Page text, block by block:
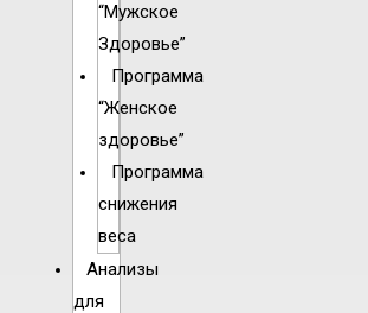
“Мужское
Здоровье”
Программа
“Женское
здоровье”
Программа
снижения
веса
Анализы
для